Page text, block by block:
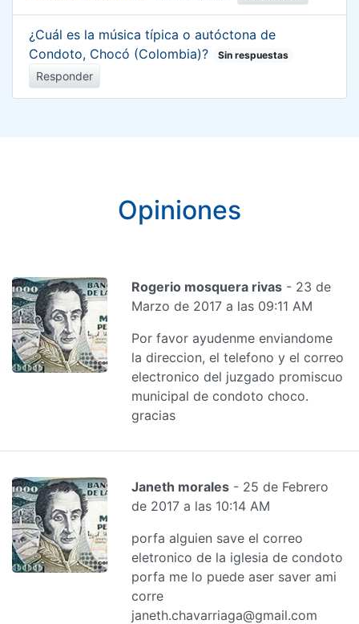
¿Cuál es la música típica o autóctona de
Condoto, Chocó (Colombia)?
Sin respuestas
Responder
Opiniones
Rogerio mosquera rivas - 23 de
Marzo de 2017 a las 09:11 AM
Por favor ayudenme enviandome
la direccion, el telefono y el correo
electronico del juzgado promiscuo
municipal de condoto choco.
gracias
Janeth morales - 25 de Febrero
de 2017 a las 10:14 AM
porfa alguien save el correo
eletronico de la iglesia de condoto
porfa me lo puede aser saver ami
corre
janeth.chavarriaga@gmail.com